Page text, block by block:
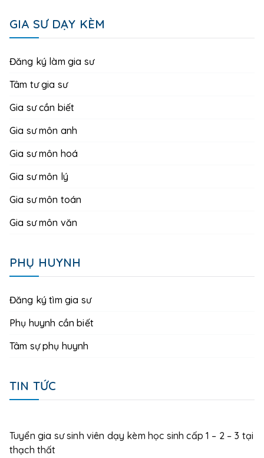
GIA SƯ DẠY KÈM
Đăng ký làm gia sư
Tâm tư gia sư
Gia sư cần biết
Gia sư môn anh
Gia sư môn hoá
Gia sư môn lý
Gia sư môn toán
Gia sư môn văn
PHỤ HUYNH
Đăng ký tìm gia sư
Phụ huynh cần biết
Tâm sự phụ huynh
TIN TỨC
Tuyển gia sư sinh viên dạy kèm học sinh cấp 1 – 2 – 3 tại
thạch thất